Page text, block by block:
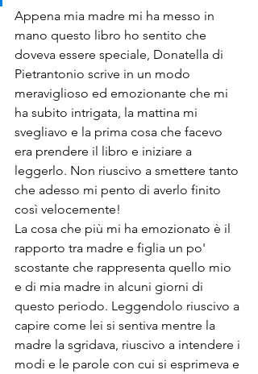
Appena mia madre mi ha messo in
mano questo libro ho sentito che
doveva essere speciale, Donatella di
Pietrantonio scrive in un modo
meraviglioso ed emozionante che mi
ha subito intrigata, la mattina mi
svegliavo e la prima cosa che facevo
era prendere il libro e iniziare a
leggerlo. Non riuscivo a smettere tanto
che adesso mi pento di averlo finito
così velocemente!
La cosa che più mi ha emozionato è il
rapporto tra madre e figlia un po'
scostante che rappresenta quello mio
e di mia madre in alcuni giorni di
questo periodo. Leggendolo riuscivo a
capire come lei si sentiva mentre la
madre la sgridava, riuscivo a intendere i
modi e le parole con cui si esprimeva e